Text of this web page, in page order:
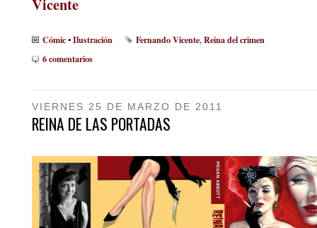
Cómic•Ilustración Fernando Vicente, Reina del crimen
6 comentarios
VIERNES 25 DE MARZO DE 2011
REINA DE LAS PORTADAS